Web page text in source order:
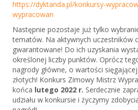
https://dyktanda.pl/konkursy-
wypracowan
Następnie pozostaje już tylko
tematów. Na aktywnych uczestników
gwarantowane! Do ich uzyskania
określonej liczby punktów. Oprócz
nagrody główne, o wartości
złotych! Konkurs Zimowy Mistrz
końca lutego 2022 r. Serdecznie
udziału w konkursie i życzymy